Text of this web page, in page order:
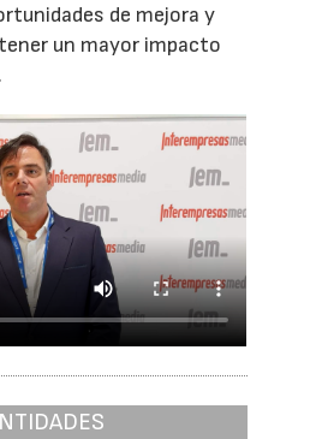
de mejora y
un mayor impacto